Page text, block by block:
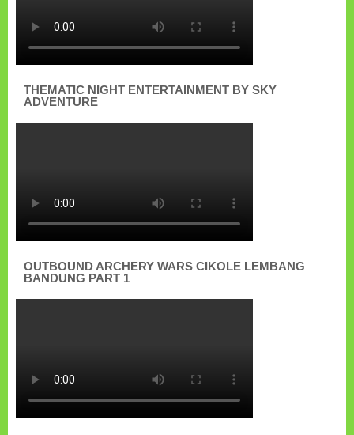
THEMATIC NIGHT ENTERTAINMENT BY SKY
ADVENTURE
OUTBOUND ARCHERY WARS CIKOLE LEMBANG
BANDUNG PART 1